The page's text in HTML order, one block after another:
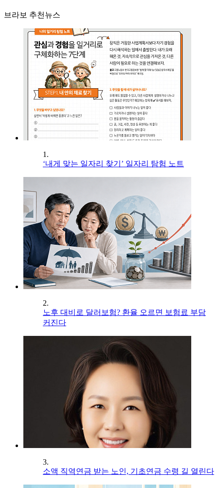
브라보 추천뉴스
1.
‘내게 맞는 일자리 찾기’ 일자리 탐험 노트
2.
노후 대비로 달러보험? 환율 오르면 보험료 부담
커진다
3.
소액 직역연금 받는 노인, 기초연금 수령 길 열린다